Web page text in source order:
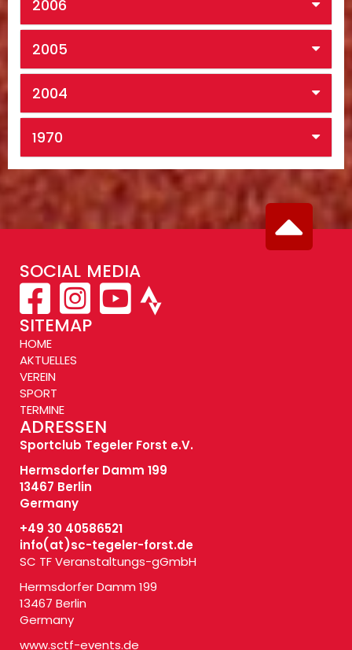
2006
2005
2004
1970
SOCIAL MEDIA
SITEMAP
HOME
AKTUELLES
VEREIN
SPORT
TERMINE
ADRESSEN
Sportclub Tegeler Forst e.V.
Hermsdorfer Damm 199
13467 Berlin
Germany
+49 30 40586521
info(at)sc-tegeler-forst.de
SC TF Veranstaltungs-gGmbH
Hermsdorfer Damm 199
13467 Berlin
Germany
www.sctf-events.de